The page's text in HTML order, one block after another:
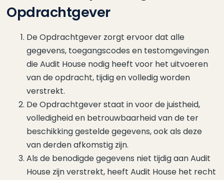
Opdrachtgever
De Opdrachtgever zorgt ervoor dat alle
gegevens, toegangscodes en testomgevingen
die Audit House nodig heeft voor het uitvoeren
van de opdracht, tijdig en volledig worden
verstrekt.
De Opdrachtgever staat in voor de juistheid,
volledigheid en betrouwbaarheid van de ter
beschikking gestelde gegevens, ook als deze
van derden afkomstig zijn.
Als de benodigde gegevens niet tijdig aan Audit
House zijn verstrekt, heeft Audit House het recht